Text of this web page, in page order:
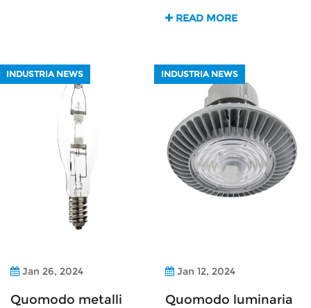
READ MORE
INDUSTRIA NEWS
Jan 26, 2024
Quomodo metalli
INDUSTRIA NEWS
Jan 12, 2024
Quomodo luminaria